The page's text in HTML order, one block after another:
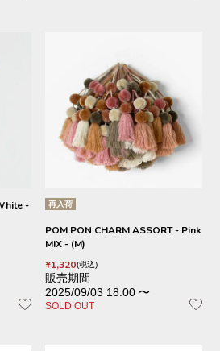
-
再入荷
POM PON CHARM ASSORT - Pink
MIX - (M)
¥1,320 税込
販売期間
2025/09/03 18:00 〜
SOLD OUT